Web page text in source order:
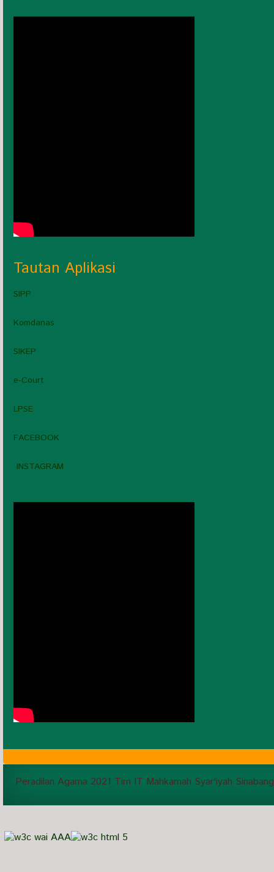
Tautan Aplikasi
SIPP
Komdanas
SIKEP
e-Court
LPSE
FACEBOOK
INSTAGRAM
Peradilan Agama 2021 Tim IT Mahkamah Syar'iyah Sinabang